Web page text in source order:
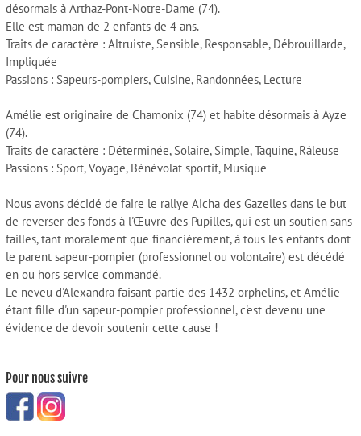
désormais à Arthaz-Pont-Notre-Dame (74).
Elle est maman de 2 enfants de 4 ans.
Traits de caractère : Altruiste, Sensible, Responsable, Débrouillarde,
Impliquée
Passions : Sapeurs-pompiers, Cuisine, Randonnées, Lecture
Amélie est originaire de Chamonix (74) et habite désormais à Ayze
(74).
Traits de caractère : Déterminée, Solaire, Simple, Taquine, Râleuse
Passions : Sport, Voyage, Bénévolat sportif, Musique
Nous avons décidé de faire le rallye Aicha des Gazelles dans le but
de reverser des fonds à l'Œuvre des Pupilles, qui est un soutien sans
failles, tant moralement que financièrement, à tous les enfants dont
le parent sapeur-pompier (professionnel ou volontaire) est décédé
en ou hors service commandé.
Le neveu d'Alexandra faisant partie des 1432 orphelins, et Amélie
étant fille d'un sapeur-pompier professionnel, c'est devenu une
évidence de devoir soutenir cette cause !
Pour nous suivre